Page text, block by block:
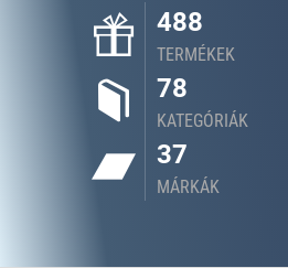
488
TERMÉKEK
78
KATEGÓRIÁK
37
MÁRKÁK